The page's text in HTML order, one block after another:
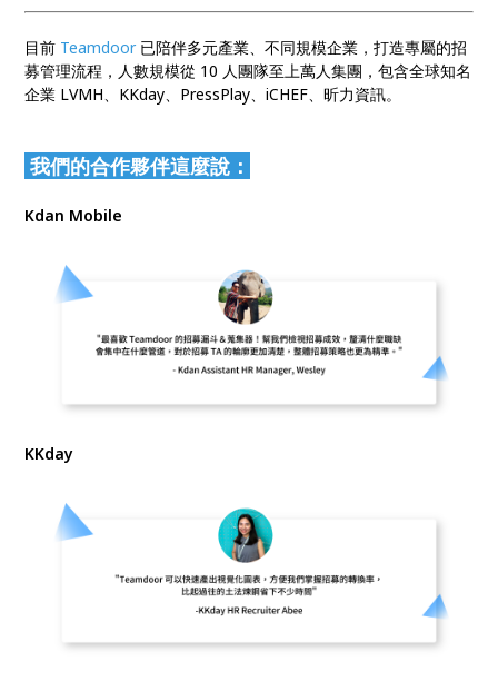
目前 Teamdoor已陪伴多元產業、不同規模企業，打造專屬的招
募管理流程，人數規模從 10 人團隊至上萬人集團，包含全球知名
企業 LVMH、KKday、PressPlay、iCHEF、昕力資訊。
我們的合作夥伴這麼說：
Kdan Mobile
KKday